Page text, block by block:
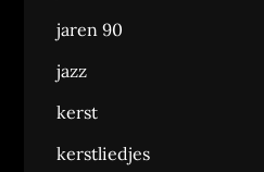
jaren 90
jazz
kerst
kerstliedjes